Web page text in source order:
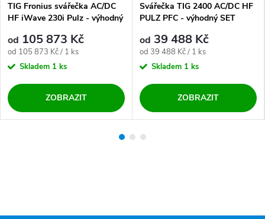
TIG Fronius svářečka AC/DC
HF iWave 230i Pulz - výhodný
od 105 873 Kč
Měrná cena:
od 105 873 Kč / 1 ks
Skladem 1 ks
ZOBRAZIT
Svářečka TIG 2400 AC/DC HF
PULZ PFC - výhodný SET
od 39 488 Kč
Měrná cena:
od 39 488 Kč / 1 ks
Skladem 1 ks
ZOBRAZIT